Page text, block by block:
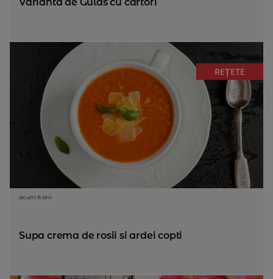
REȚETE
acum 8 ani
Supa crema de rosii si ardei copti